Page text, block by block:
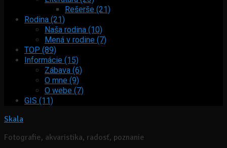
Rešerše (21)
Rodina (21)
Naša rodina (10)
Mená v rodine (7)
TOP (89)
Informácie (15)
Zábava (6)
O mne (9)
O webe (7)
GIS (11)
Skala
Fotografie, akvaristika, radosť, poznanie